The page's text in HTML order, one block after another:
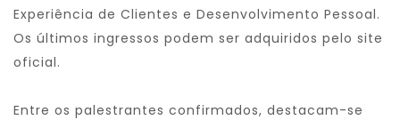
Experiência de Clientes e Desenvolvimento Pessoal.
Os últimos ingressos podem ser adquiridos pelo site
oficial.
Entre os palestrantes confirmados, destacam-se